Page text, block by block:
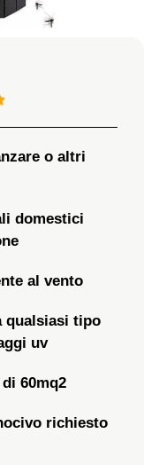
o altri
domestici
al vento
qualsiasi tipo
uv
60mq2
richiesto